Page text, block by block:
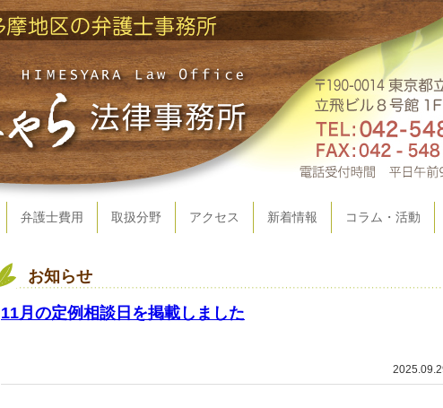
弁護士費用 取扱分野 アクセス 新着情報 コラム・活動
お知らせ
11月の定例相談日を掲載しました